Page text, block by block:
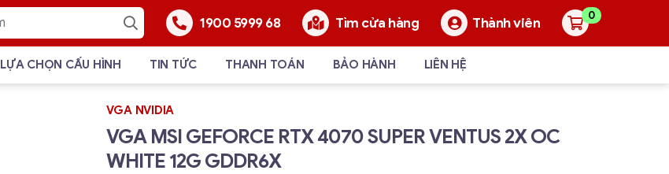
1900 5999 68 Tìm cửa hàng Thành viên 0
LỰA CHỌN CẤU HÌNH TIN TỨC THANH TOÁN BẢO HÀNH LIÊN HỆ
VGA NVIDIA
VGA MSI GEFORCE RTX 4070 SUPER VENTUS 2X OC
WHITE 12G GDDR6X